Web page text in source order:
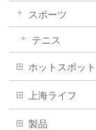
スポーツ
テニス
ホットスポット
上海ライフ
製品